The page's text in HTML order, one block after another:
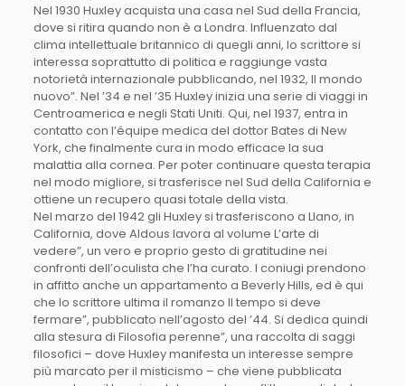
Nel 1930 Huxley acquista una casa nel Sud della Francia,
dove si ritira quando non è a Londra. Influenzato dal
clima intellettuale britannico di quegli anni, lo scrittore si
interessa soprattutto di politica e raggiunge vasta
notorietà internazionale pubblicando, nel 1932, Il mondo
nuovo”. Nel ’34 e nel ’35 Huxley inizia una serie di viaggi in
Centroamerica e negli Stati Uniti. Qui, nel 1937, entra in
contatto con l’équipe medica del dottor Bates di New
York, che finalmente cura in modo efficace la sua
malattia alla cornea. Per poter continuare questa terapia
nel modo migliore, si trasferisce nel Sud della California e
ottiene un recupero quasi totale della vista.
Nel marzo del 1942 gli Huxley si trasferiscono a Llano, in
California, dove Aldous lavora al volume L’arte di
vedere”, un vero e proprio gesto di gratitudine nei
confronti dell’oculista che l’ha curato. I coniugi prendono
in affitto anche un appartamento a Beverly Hills, ed è qui
che lo scrittore ultima il romanzo Il tempo si deve
fermare”, pubblicato nell’agosto del ’44. Si dedica quindi
alla stesura di Filosofia perenne”, una raccolta di saggi
filosofici – dove Huxley manifesta un interesse sempre
più marcato per il misticismo – che viene pubblicata